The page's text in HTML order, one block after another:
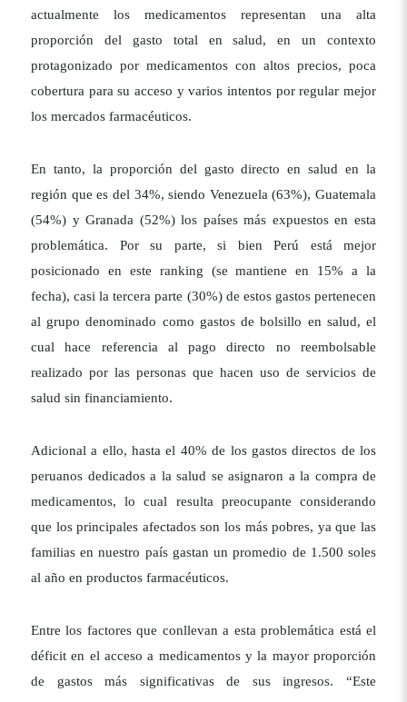
actualmente los medicamentos representan una alta
proporción del gasto total en salud, en un contexto
protagonizado por medicamentos con altos precios, poca
cobertura para su acceso y varios intentos por regular mejor
los mercados farmacéuticos.
En tanto, la proporción del gasto directo en salud en la
región que es del 34%, siendo Venezuela (63%), Guatemala
(54%) y Granada (52%) los países más expuestos en esta
problemática. Por su parte, si bien Perú está mejor
posicionado en este ranking (se mantiene en 15% a la
fecha), casi la tercera parte (30%) de estos gastos pertenecen
al grupo denominado como gastos de bolsillo en salud, el
cual hace referencia al pago directo no reembolsable
realizado por las personas que hacen uso de servicios de
salud sin financiamiento.
Adicional a ello, hasta el 40% de los gastos directos de los
peruanos dedicados a la salud se asignaron a la compra de
medicamentos, lo cual resulta preocupante considerando
que los principales afectados son los más pobres, ya que las
familias en nuestro país gastan un promedio de 1.500 soles
al año en productos farmacéuticos.
Entre los factores que conllevan a esta problemática está el
déficit en el acceso a medicamentos y la mayor proporción
de gastos más significativas de sus ingresos. “Este